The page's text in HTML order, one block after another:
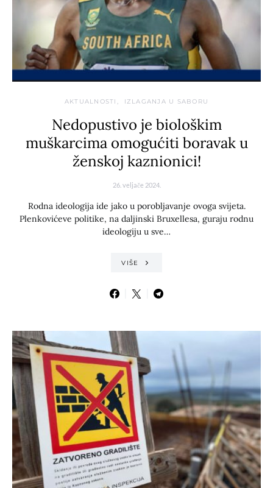
AKTUALNOSTI IZLAGANJA U SABORU
Nedopustivo je biološkim
muškarcima omogućiti boravak u
ženskoj kaznionici!
26. veljače 2024.
Rodna ideologija ide jako u porobljavanje ovoga svijeta.
Plenkovićeve politike, na daljinski Bruxellesa, guraju rodnu
ideologiju u sve…
VIŠE